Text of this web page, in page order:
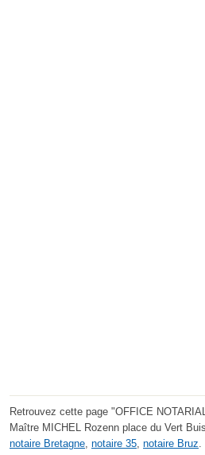
Retrouvez cette page "OFFICE
Maître MICHEL Rozenn place du Vert
notaire Bretagne, notaire 35, notaire Bruz.